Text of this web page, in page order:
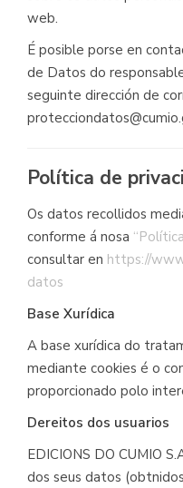
web.
É posible porse en
de Datos do
seguinte dirección de
Política de
Os datos recollidos
conforme á nosa
consultar en https://
datos
Base Xurídica
A base xurídica do
mediante cookies é o
proporcionado polo
Dereitos dos usuarios
EDICIONS DO CUMIO
dos seus datos